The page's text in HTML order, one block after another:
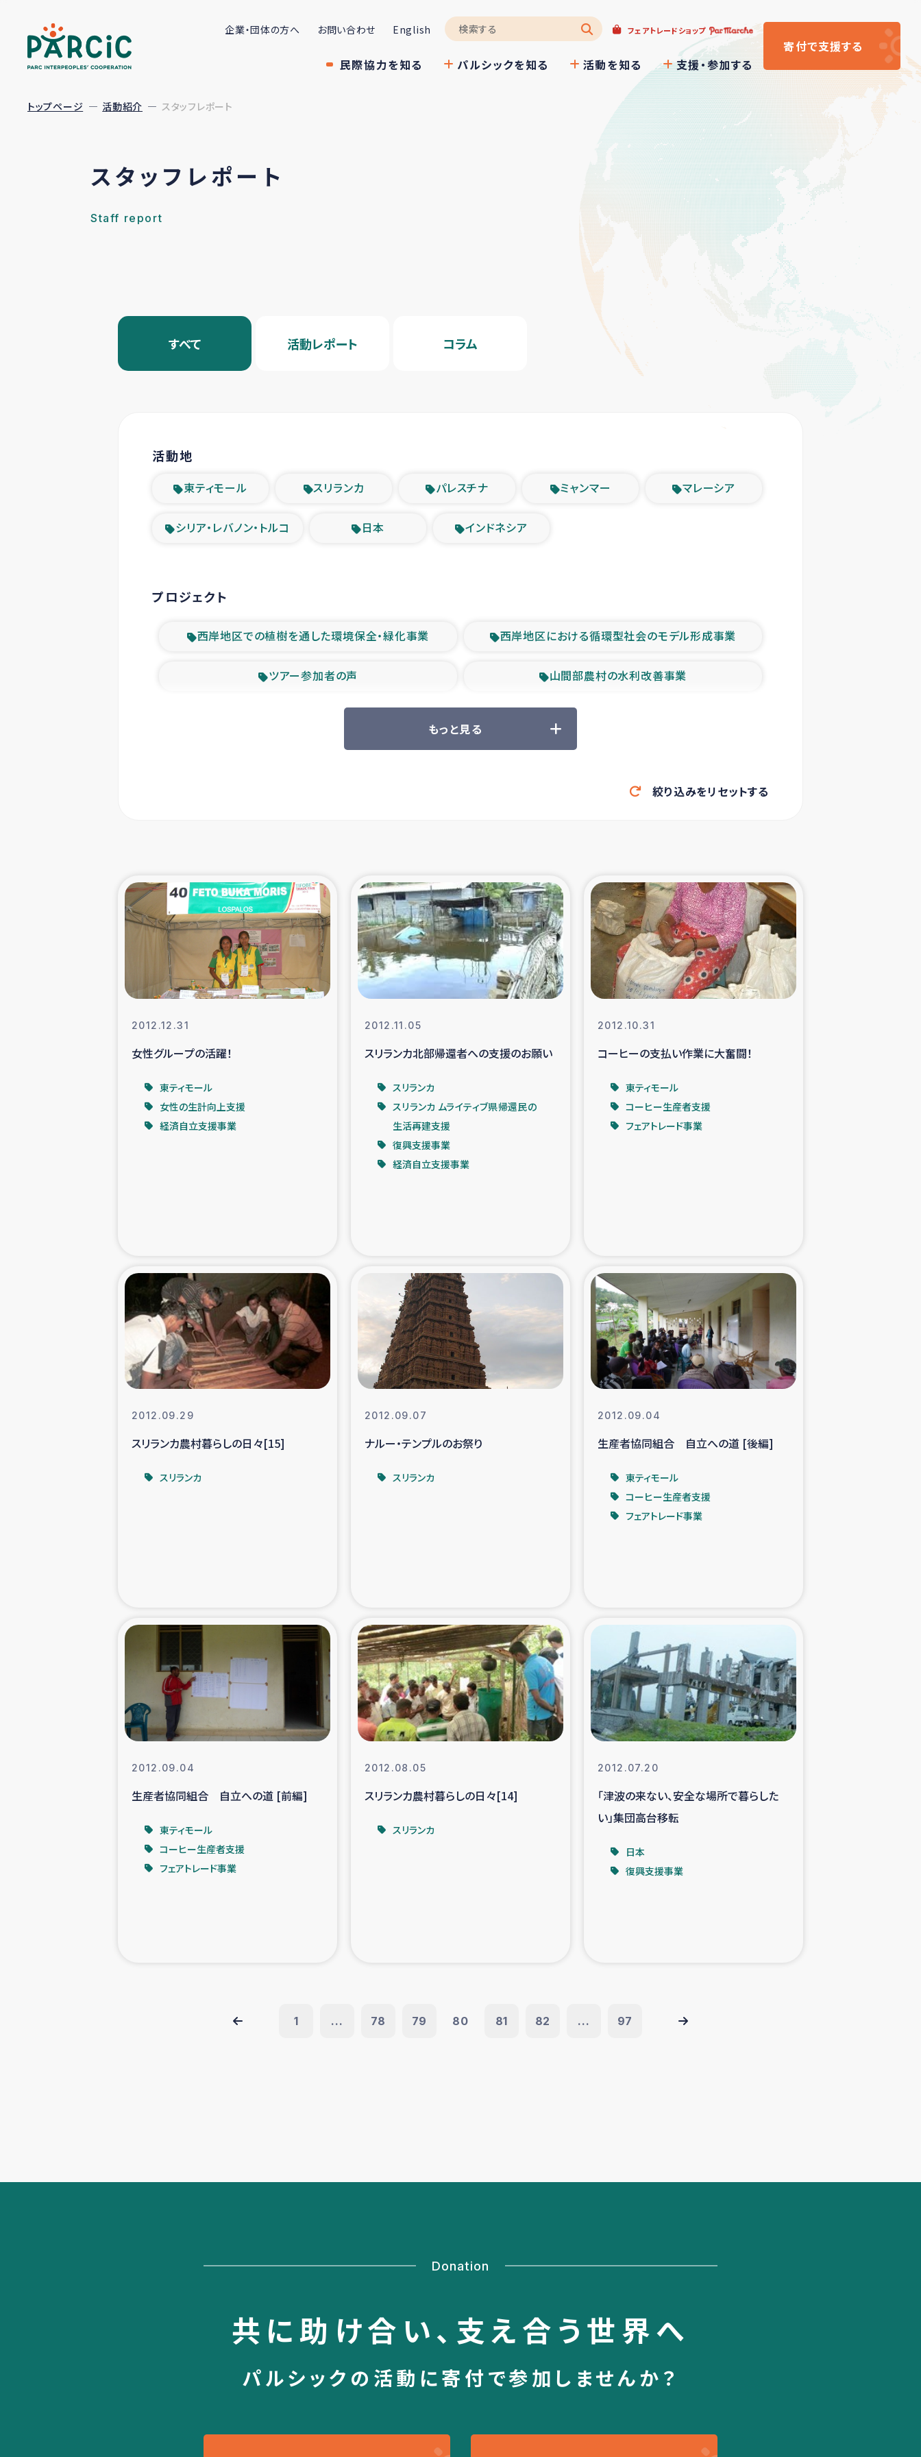
企業・団体の方へ お問い合わせ English フェアトレードショップ
民際協力を知る パルシックを知る 活動を知る 支援・参加する
寄付で支援する
トップページ 活動紹介 スタッフレポート
スタッフレポート
Staff report
すべて 活動レポート コラム
活動地
東ティモール スリランカ パレスチナ ミャンマー マレーシア
シリア・レバノン・トルコ 日本 インドネシア
プロジェクト
西岸地区での植樹を通した環境保全・緑化事業 西岸地区における循環型社会のモデル形成事業
ツアー参加者の声 山間部農村の水利改善事業
緊急救援の時代 森林保全型農業の支援事業
東ティモール豪雨緊急支援 大雨による洪水被災者支援
シリア国内避難民・帰還民の生活再建支援
スリランカ 緊急人道支援 スリランカ南部洪水被災者支援
スリランカの南北女性をつなぐサリー・リサイクル・プロジ
ェクト
復興支援事業
令和6年能登半島地震 緊急支援
国内避難民への物資配付および教育支援 ミャンマー緊急支援
タイ国境ミャンマー移民子ども支援 漁民によるマングローブ植林活動
レバノンでのシリア難民への食糧・越冬支援
石巻市街地在宅被災者支援 復興応援隊の活動
仮設住宅生活支援・農業復興支援 漁業復興支援
インターン・ボランティア日誌 経済自立支援事業
ガザ空爆被災者への食料支援と農家生産支援
ガザ地区における羊の畜産支援 ガザ地区での公園の緑化を通じた支援事業
ガザ地区酪農を通した女性グループの生計支援
トルコ・シリア地震被災者支援 デニヤヤ小規模紅茶農家支援
コーヒー生産者支援 アイナロ県マウベシ郡でのコーヒー畑改善事業
ベイルート大規模爆発被災者支援 女性の生計向上支援
アグロフォレストリー（カカオ）事業
もっと見る
絞り込みをリセットする
2012.12.31
女性グループの活躍！
東ティモール
女性の生計向上支援
経済自立支援事業
2012.11.05
スリランカ北部帰還者への支援のお願い
スリランカ
スリランカ ムライティブ県帰還民の
生活再建支援
復興支援事業
経済自立支援事業
2012.10.31
コーヒーの支払い作業に大奮闘！
東ティモール
コーヒー生産者支援
フェアトレード事業
2012.09.29
スリランカ農村暮らしの日々[15]
スリランカ
2012.09.07
ナルー・テンプルのお祭り
スリランカ
2012.09.04
生産者協同組合 自立への道 [後編]
東ティモール
コーヒー生産者支援
フェアトレード事業
2012.09.04
生産者協同組合 自立への道 [前編]
東ティモール
コーヒー生産者支援
フェアトレード事業
2012.08.05
スリランカ農村暮らしの日々[14]
スリランカ
2012.07.20
「津波の来ない、安全な場所で暮らした
い」集団高台移転
日本
復興支援事業
1 ... 78 79 80 81 82 ... 97
Donation
共に助け合い、 支え合う世界へ
パルシックの活動に寄付で参加しませんか？